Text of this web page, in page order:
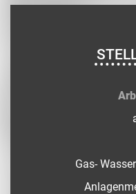
Gas-